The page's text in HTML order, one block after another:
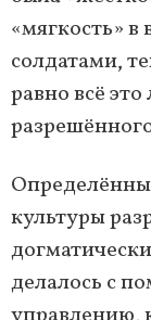
«мягкость»
солдатами,
равно всё
культуры
делалось с